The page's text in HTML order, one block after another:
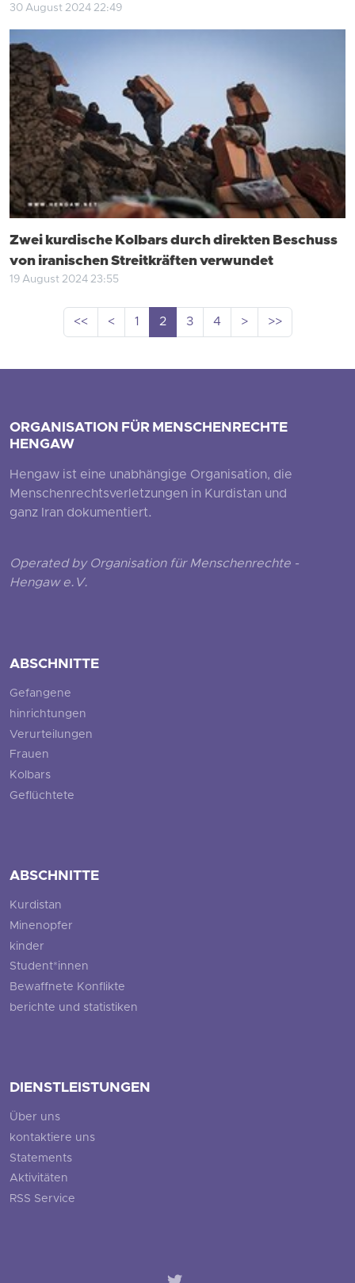
30 August 2024 22:49
Zwei kurdische Kolbars durch direkten Beschuss
von iranischen Streitkräften verwundet
19 August 2024 23:55
<< < 1 2 3 4 > >>
ORGANISATION FÜR MENSCHENRECHTE
HENGAW
Hengaw ist eine unabhängige Organisation, die
Menschenrechtsverletzungen in Kurdistan und
ganz Iran dokumentiert.
Operated by Organisation für Menschenrechte -
Hengaw e.V.
ABSCHNITTE
Gefangene
hinrichtungen
Verurteilungen
Frauen
Kolbars
Geflüchtete
ABSCHNITTE
Kurdistan
Minenopfer
kinder
Student*innen
Bewaffnete Konflikte
berichte und statistiken
DIENSTLEISTUNGEN
Über uns
kontaktiere uns
Statements
Aktivitäten
RSS Service